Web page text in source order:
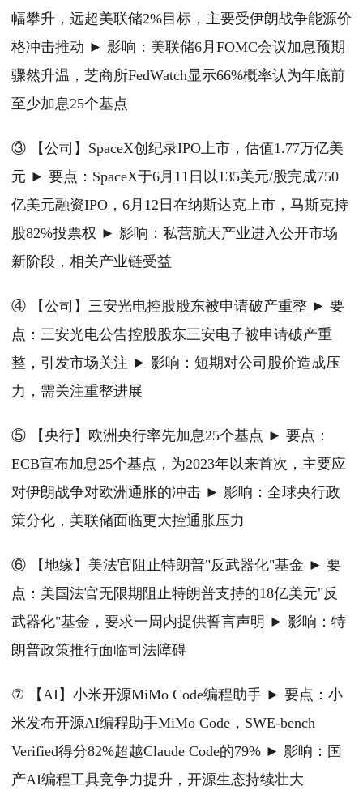
幅攀升，远超美联储2%目标，主要受伊朗战争能源价
格冲击推动 ► 影响：美联储6月FOMC会议加息预期
骤然升温，芝商所FedWatch显示66%概率认为年底前
至少加息25个基点
③ 【公司】SpaceX创纪录IPO上市，估值1.77万亿美
元 ► 要点：SpaceX于6月11日以135美元/股完成750
亿美元融资IPO，6月12日在纳斯达克上市，马斯克持
股82%投票权 ► 影响：私营航天产业进入公开市场
新阶段，相关产业链受益
④ 【公司】三安光电控股股东被申请破产重整 ► 要
点：三安光电公告控股股东三安电子被申请破产重
整，引发市场关注 ► 影响：短期对公司股价造成压
力，需关注重整进展
⑤ 【央行】欧洲央行率先加息25个基点 ► 要点：
ECB宣布加息25个基点，为2023年以来首次，主要应
对伊朗战争对欧洲通胀的冲击 ► 影响：全球央行政
策分化，美联储面临更大控通胀压力
⑥ 【地缘】美法官阻止特朗普"反武器化"基金 ► 要
点：美国法官无限期阻止特朗普支持的18亿美元"反
武器化"基金，要求一周内提供誓言声明 ► 影响：特
朗普政策推行面临司法障碍
⑦ 【AI】小米开源MiMo Code编程助手 ► 要点：小
米发布开源AI编程助手MiMo Code，SWE-bench
Verified得分82%超越Claude Code的79% ► 影响：国
产AI编程工具竞争力提升，开源生态持续壮大